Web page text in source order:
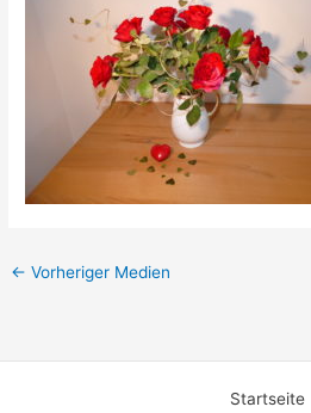
← Vorheriger Medien
Startseite